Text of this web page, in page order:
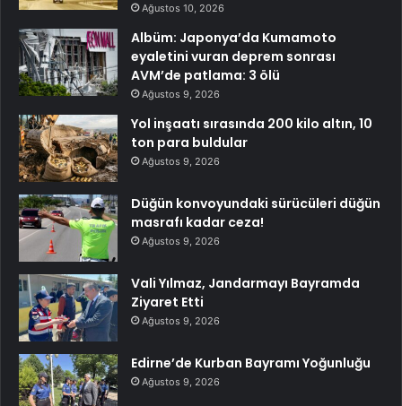
Ağustos 10, 2026
Albüm: Japonya’da Kumamoto
eyaletini vuran deprem sonrası
AVM’de patlama: 3 ölü
Ağustos 9, 2026
Yol inşaatı sırasında 200 kilo altın, 10
ton para buldular
Ağustos 9, 2026
Düğün konvoyundaki sürücüleri düğün
masrafı kadar ceza!
Ağustos 9, 2026
Vali Yılmaz, Jandarmayı Bayramda
Ziyaret Etti
Ağustos 9, 2026
Edirne’de Kurban Bayramı Yoğunluğu
Ağustos 9, 2026